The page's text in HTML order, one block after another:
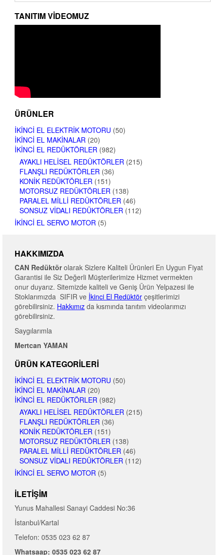
TANITIM VIDEOMUZ
ÜRÜNLER
İKINCI EL ELEKTRIK MOTORU (50)
İKINCI EL MAKINALAR (20)
İKINCI EL REDÜKTÖRLER (982)
AYAKLI HELISEL REDÜKTÖRLER (215)
FLANŞLI REDÜKTÖRLER (36)
KONIK REDÜKTÖRLER (151)
MOTORSUZ REDÜKTÖRLER (138)
PARALEL MILLI REDÜKTÖRLER (46)
SONSUZ VIDALI REDÜKTÖRLER (112)
İKINCI EL SERVO MOTOR (5)
HAKKIMIZDA
CAN Redüktörolarak Sizlere Kaliteli Ürünleri En Uygun Fiyat
Garantisi ile Siz Değerli Müşterilerimize Hizmet vermekten
onur duyarız. Sitemizde kaliteli ve Geniş Ürün Yelpazesi ile
Stoklarımızda SIFIR ve İkinci El Redüktör çeşitlerimizi
görebilirsiniz. Hakkımız da kısmında tanıtım videolarımızı
görebilirsiniz.
Saygılarımla
Mertcan YAMAN
ÜRÜN KATEGORILERI
İKINCI EL ELEKTRIK MOTORU (50)
İKINCI EL MAKINALAR (20)
İKINCI EL REDÜKTÖRLER (982)
AYAKLI HELISEL REDÜKTÖRLER (215)
FLANŞLI REDÜKTÖRLER (36)
KONIK REDÜKTÖRLER (151)
MOTORSUZ REDÜKTÖRLER (138)
PARALEL MILLI REDÜKTÖRLER (46)
SONSUZ VIDALI REDÜKTÖRLER (112)
İKINCI EL SERVO MOTOR (5)
İLETIŞIM
Yunus Mahallesi Sanayi Caddesi No:36
İstanbul/Kartal
Telefon: 0535 023 62 87
Whatsaap: 0535 023 62 87